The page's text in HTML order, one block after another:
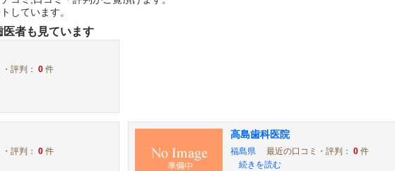
しています。
者も見ています
評判： 0件
評判： 0件
高島歯科医院
福島県 最近の口コミ・評判： 0件
続きを読む